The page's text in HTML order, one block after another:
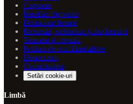
Cupoane
Întrebări frecvente
Politică de livrare
Returnări, schimburi și rambursări
Termeni și condiții
Politica de confidențialitate
Despre noi
Contactați-ne
Setări cookie-uri
Limbă